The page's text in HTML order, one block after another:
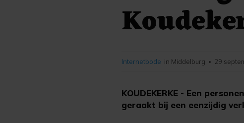
KOUDEKERKE - Een
geraakt bij een eenzijdig
Internetbode in Middelburg • 29